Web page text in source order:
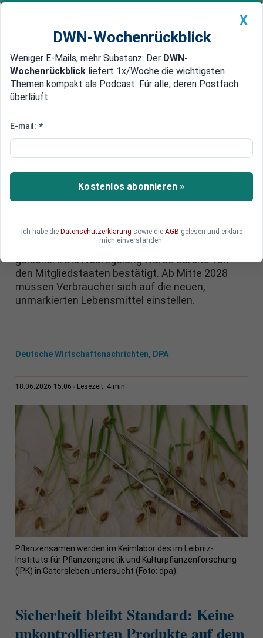
Newsticker MEIN DWN: Geldanlage Premium
Edelmetalle DWN-Magazin China
Gentechnik ohne Label: EU
Züchtungen frei
Genverändertes Obst und Gemüse landet in der
EU bald ohne spezielle Kennzeichnung im
hat den Weg freigemacht und die strengen
Regeln für moderne Gentechnikverfahren
gelockert. Die Neuregelung wurde bereits von
den Mitgliedstaaten bestätigt. Ab Mitte 2028
müssen Verbraucher sich auf die neuen,
unmarkierten Lebensmittel einstellen.
Deutsche Wirtschaftsnachrichten, DPA
18.06.2026 15:06 Lesezeit: 4 min
Pflanzensamen werden im Keimlabor des im Leibniz-
Instituts für Pflanzengenetik und Kulturpflanzenforschung
(IPK) in Gatersleben untersucht (Foto: dpa).
Sicherheit bleibt Standard: Keine
unkontrollierten Produkte auf dem
X
DWN-Wochenrückblick
Weniger E-Mails, mehr Substanz: Der DWN-
Wochenrückblick liefert 1x/Woche die wichtigsten
Themen kompakt als Podcast. Für alle, deren Postfach
überläuft.
E-mail: *
Kostenlos abonnieren »
Ich habe die Datenschutzerklärung sowie die AGB gelesen und erkläre
mich einverstanden.